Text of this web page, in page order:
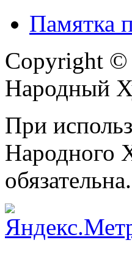
Памятка
Copyright ©
Народный
При
Народного
обязательна.